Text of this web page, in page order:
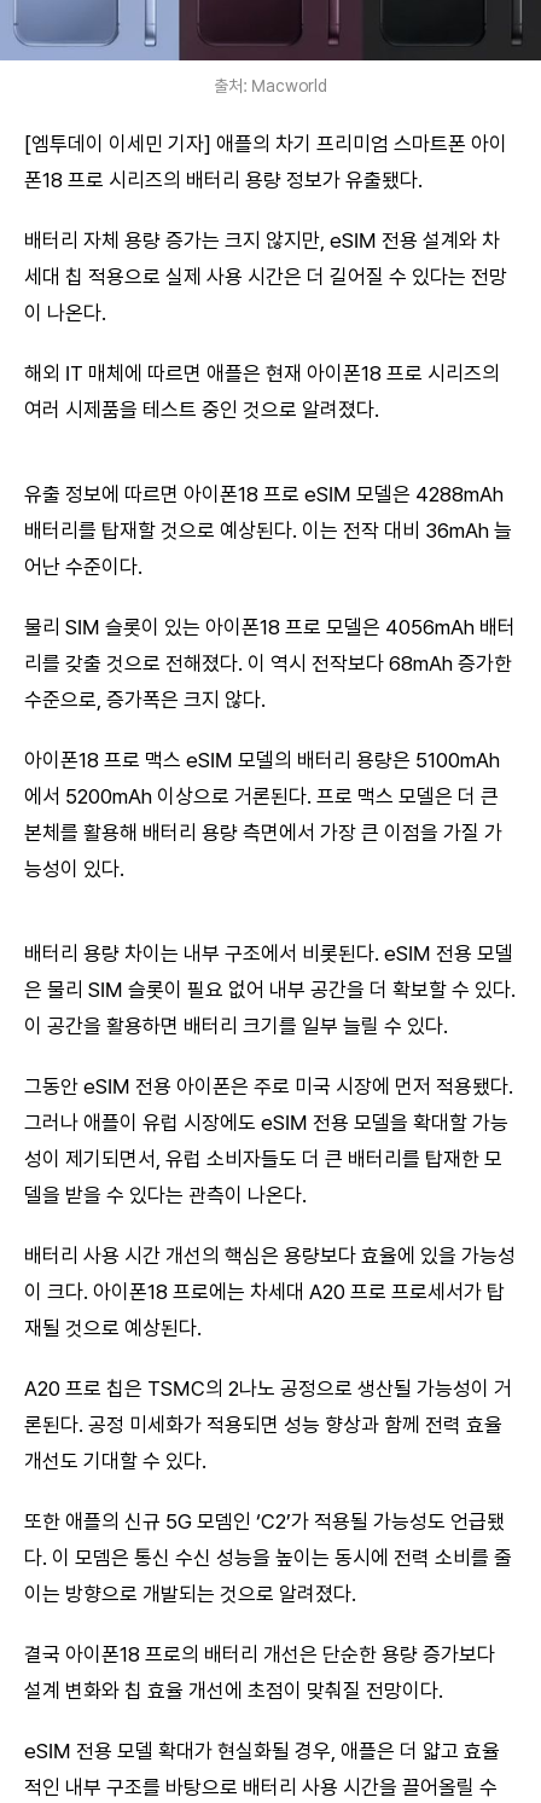
출처: Macworld
[엠투데이 이세민 기자] 애플의 차기 프리미엄 스마트폰 아이
폰18 프로 시리즈의 배터리 용량 정보가 유출됐다.
배터리 자체 용량 증가는 크지 않지만, eSIM 전용 설계와 차
세대 칩 적용으로 실제 사용 시간은 더 길어질 수 있다는 전망
이 나온다.
해외 IT 매체에 따르면 애플은 현재 아이폰18 프로 시리즈의
여러 시제품을 테스트 중인 것으로 알려졌다.
유출 정보에 따르면 아이폰18 프로 eSIM 모델은 4288mAh
배터리를 탑재할 것으로 예상된다. 이는 전작 대비 36mAh 늘
어난 수준이다.
물리 SIM 슬롯이 있는 아이폰18 프로 모델은 4056mAh 배터
리를 갖출 것으로 전해졌다. 이 역시 전작보다 68mAh 증가한
수준으로, 증가폭은 크지 않다.
아이폰18 프로 맥스 eSIM 모델의 배터리 용량은 5100mAh
에서 5200mAh 이상으로 거론된다. 프로 맥스 모델은 더 큰
본체를 활용해 배터리 용량 측면에서 가장 큰 이점을 가질 가
능성이 있다.
배터리 용량 차이는 내부 구조에서 비롯된다. eSIM 전용 모델
은 물리 SIM 슬롯이 필요 없어 내부 공간을 더 확보할 수 있다.
이 공간을 활용하면 배터리 크기를 일부 늘릴 수 있다.
그동안 eSIM 전용 아이폰은 주로 미국 시장에 먼저 적용됐다.
그러나 애플이 유럽 시장에도 eSIM 전용 모델을 확대할 가능
성이 제기되면서, 유럽 소비자들도 더 큰 배터리를 탑재한 모
델을 받을 수 있다는 관측이 나온다.
배터리 사용 시간 개선의 핵심은 용량보다 효율에 있을 가능성
이 크다. 아이폰18 프로에는 차세대 A20 프로 프로세서가 탑
재될 것으로 예상된다.
A20 프로 칩은 TSMC의 2나노 공정으로 생산될 가능성이 거
론된다. 공정 미세화가 적용되면 성능 향상과 함께 전력 효율
개선도 기대할 수 있다.
또한 애플의 신규 5G 모뎀인 ‘C2’가 적용될 가능성도 언급됐
다. 이 모뎀은 통신 수신 성능을 높이는 동시에 전력 소비를 줄
이는 방향으로 개발되는 것으로 알려졌다.
결국 아이폰18 프로의 배터리 개선은 단순한 용량 증가보다
설계 변화와 칩 효율 개선에 초점이 맞춰질 전망이다.
eSIM 전용 모델 확대가 현실화될 경우, 애플은 더 얇고 효율
적인 내부 구조를 바탕으로 배터리 사용 시간을 끌어올릴 수